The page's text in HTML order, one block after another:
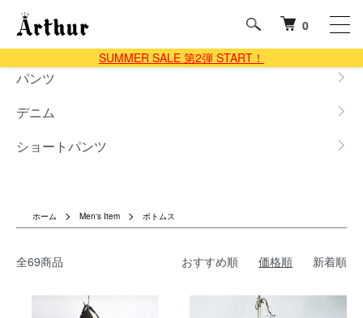
0
SUMMER SALE 第2弾 START！
グループ一覧
パンツ
デニム
ショートパンツ
ホーム Men's Item ボトムス
全69商品 おすすめ順 価格順 新着順